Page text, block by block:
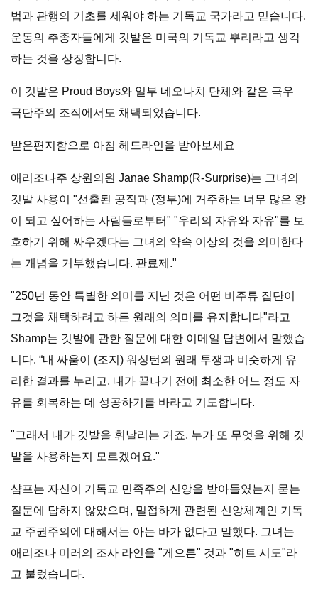
법과 관행의 기초를 세워야 하는 기독교 국가라고 믿습니다.
운동의 추종자들에게 깃발은 미국의 기독교 뿌리라고 생각
하는 것을 상징합니다.
이 깃발은 Proud Boys와 일부 네오나치 단체와 같은 극우
극단주의 조직에서도 채택되었습니다.
받은편지함으로 아침 헤드라인을 받아보세요
애리조나주 상원의원 Janae Shamp(R-Surprise)는 그녀의
깃발 사용이 "선출된 공직과 (정부)에 거주하는 너무 많은 왕
이 되고 싶어하는 사람들로부터" "우리의 자유와 자유"를 보
호하기 위해 싸우겠다는 그녀의 약속 이상의 것을 의미한다
는 개념을 거부했습니다. 관료제."
"250년 동안 특별한 의미를 지닌 것은 어떤 비주류 집단이
그것을 채택하려고 하든 원래의 의미를 유지합니다"라고
Shamp는 깃발에 관한 질문에 대한 이메일 답변에서 말했습
니다. “내 싸움이 (조지) 워싱턴의 원래 투쟁과 비슷하게 유
리한 결과를 누리고, 내가 끝나기 전에 최소한 어느 정도 자
유를 회복하는 데 성공하기를 바라고 기도합니다.
"그래서 내가 깃발을 휘날리는 거죠. 누가 또 무엇을 위해 깃
발을 사용하는지 모르겠어요."
샴프는 자신이 기독교 민족주의 신앙을 받아들였는지 묻는
질문에 답하지 않았으며, 밀접하게 관련된 신앙체계인 기독
교 주권주의에 대해서는 아는 바가 없다고 말했다. 그녀는
애리조나 미러의 조사 라인을 "게으른" 것과 "히트 시도"라
고 불렀습니다.